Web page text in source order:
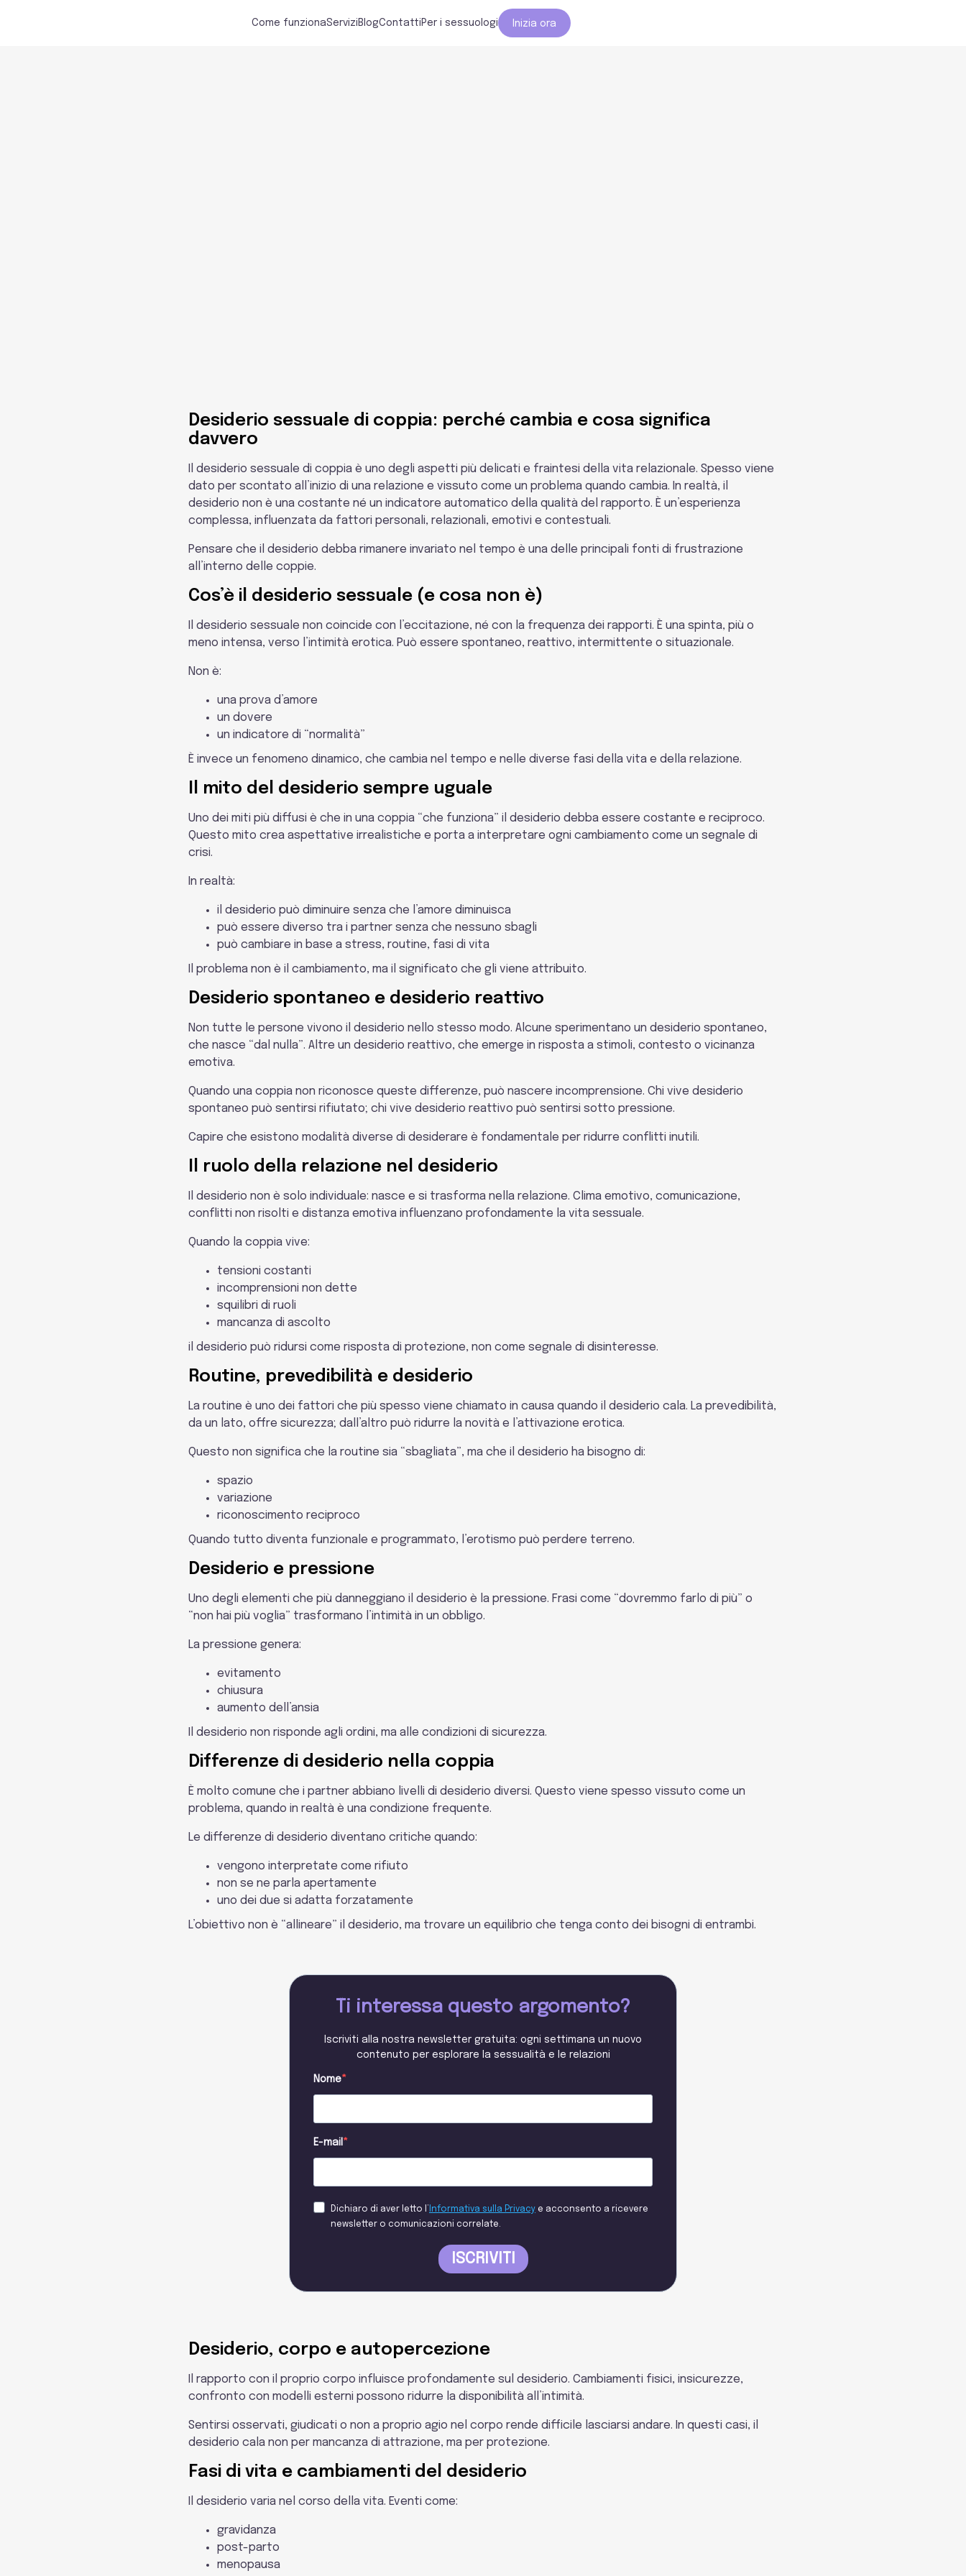
Come funzionaServizi BlogContatti Per i sessuologi Inizia ora
Desiderio sessuale di coppia: perché cambia e cosa significa
davvero
Il desiderio sessuale di coppia è uno degli aspetti più delicati e fraintesi della vita relazionale. Spesso viene
dato per scontato all’inizio di una relazione e vissuto come un problema quando cambia. In realtà, il
desiderio non è una costante né un indicatore automatico della qualità del rapporto. È un’esperienza
complessa, influenzata da fattori personali, relazionali, emotivi e contestuali.
Pensare che il desiderio debba rimanere invariato nel tempo è una delle principali fonti di frustrazione
all’interno delle coppie.
Cos’è il desiderio sessuale (e cosa non è)
Il desiderio sessuale non coincide con l’eccitazione, né con la frequenza dei rapporti. È una spinta, più o
meno intensa, verso l’intimità erotica. Può essere spontaneo, reattivo, intermittente o situazionale.
Non è:
una prova d’amore
un dovere
un indicatore di “normalità”
È invece un fenomeno dinamico, che cambia nel tempo e nelle diverse fasi della vita e della relazione.
Il mito del desiderio sempre uguale
Uno dei miti più diffusi è che in una coppia “che funziona” il desiderio debba essere costante e reciproco.
Questo mito crea aspettative irrealistiche e porta a interpretare ogni cambiamento come un segnale di
crisi.
In realtà:
il desiderio può diminuire senza che l’amore diminuisca
può essere diverso tra i partner senza che nessuno sbagli
può cambiare in base a stress, routine, fasi di vita
Il problema non è il cambiamento, ma il significato che gli viene attribuito.
Desiderio spontaneo e desiderio reattivo
Non tutte le persone vivono il desiderio nello stesso modo. Alcune sperimentano un desiderio spontaneo,
che nasce “dal nulla”. Altre un desiderio reattivo, che emerge in risposta a stimoli, contesto o vicinanza
emotiva.
Quando una coppia non riconosce queste differenze, può nascere incomprensione. Chi vive desiderio
spontaneo può sentirsi rifiutato; chi vive desiderio reattivo può sentirsi sotto pressione.
Capire che esistono modalità diverse di desiderare è fondamentale per ridurre conflitti inutili.
Il ruolo della relazione nel desiderio
Il desiderio non è solo individuale: nasce e si trasforma nella relazione. Clima emotivo, comunicazione,
conflitti non risolti e distanza emotiva influenzano profondamente la vita sessuale.
Quando la coppia vive:
tensioni costanti
incomprensioni non dette
squilibri di ruoli
mancanza di ascolto
il desiderio può ridursi come risposta di protezione, non come segnale di disinteresse.
Routine, prevedibilità e desiderio
La routine è uno dei fattori che più spesso viene chiamato in causa quando il desiderio cala. La prevedibilità,
da un lato, offre sicurezza; dall’altro può ridurre la novità e l’attivazione erotica.
Questo non significa che la routine sia “sbagliata”, ma che il desiderio ha bisogno di:
spazio
variazione
riconoscimento reciproco
Quando tutto diventa funzionale e programmato, l’erotismo può perdere terreno.
Desiderio e pressione
Uno degli elementi che più danneggiano il desiderio è la pressione. Frasi come “dovremmo farlo di più” o
“non hai più voglia” trasformano l’intimità in un obbligo.
La pressione genera:
evitamento
chiusura
aumento dell’ansia
Il desiderio non risponde agli ordini, ma alle condizioni di sicurezza.
Differenze di desiderio nella coppia
È molto comune che i partner abbiano livelli di desiderio diversi. Questo viene spesso vissuto come un
problema, quando in realtà è una condizione frequente.
Le differenze di desiderio diventano critiche quando:
vengono interpretate come rifiuto
non se ne parla apertamente
uno dei due si adatta forzatamente
L’obiettivo non è “allineare” il desiderio, ma trovare un equilibrio che tenga conto dei bisogni di entrambi.
Desiderio, corpo e autopercezione
Il rapporto con il proprio corpo influisce profondamente sul desiderio. Cambiamenti fisici, insicurezze,
confronto con modelli esterni possono ridurre la disponibilità all’intimità.
Sentirsi osservati, giudicati o non a proprio agio nel corpo rende difficile lasciarsi andare. In questi casi, il
desiderio cala non per mancanza di attrazione, ma per protezione.
Fasi di vita e cambiamenti del desiderio
Il desiderio varia nel corso della vita. Eventi come:
gravidanza
post-parto
menopausa